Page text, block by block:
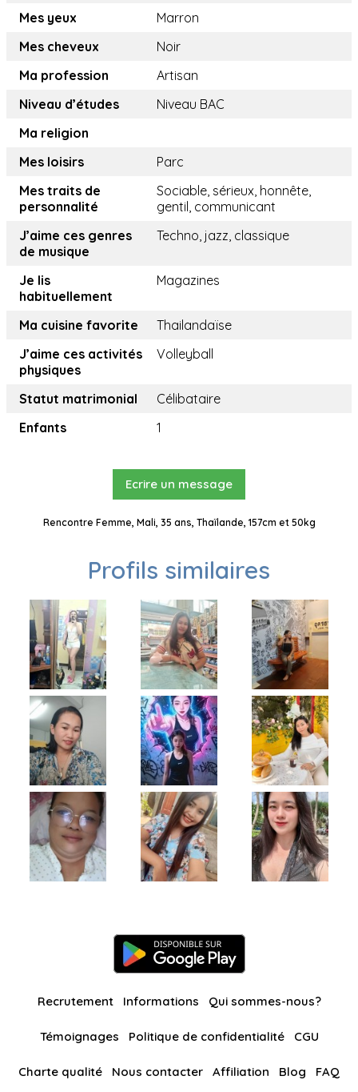
Mes yeux
Marron
Mes cheveux
Noir
Ma profession
Artisan
Niveau d’études
Niveau BAC
Ma religion
Mes loisirs
Parc
Mes traits de
personnalité
Sociable, sérieux, honnête,
gentil, communicant
J’aime ces genres
de musique
Techno, jazz, classique
Je lis
habituellement
Magazines
Ma cuisine favorite
Thailandaïse
J’aime ces activités
physiques
Volleyball
Statut matrimonial
Célibataire
Enfants
1
Ecrire un message
Rencontre Femme, Mali, 35 ans, Thaïlande, 157cm et 50kg
Profils similaires
Recrutement Informations Qui sommes-nous?
Témoignages Politique de confidentialité CGU
Charte qualité Nous contacter Affiliation Blog FAQ